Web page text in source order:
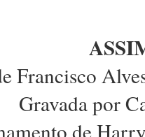
Francisco
Gravada por
de